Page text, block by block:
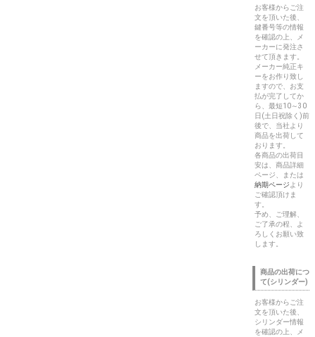
お客様からご注
文を頂いた後、
鍵番号等の情報
を確認の上、メ
ーカーに発注さ
せて頂きます。
メーカー純正キ
ーをお作り致し
ますので、お支
払が完了してか
ら、最短10～30
日(土日祝除く)前
後で、当社より
商品を出荷して
おります。
各商品の出荷目
安は、商品詳細
ページ、または
納期ページより
ご確認頂けま
す。
予め、ご理解、
ご了承の程、よ
ろしくお願い致
します。
商品の出荷につ
て(シリンダー)
お客様からご注
文を頂いた後、
シリンダー情報
を確認の上、メ